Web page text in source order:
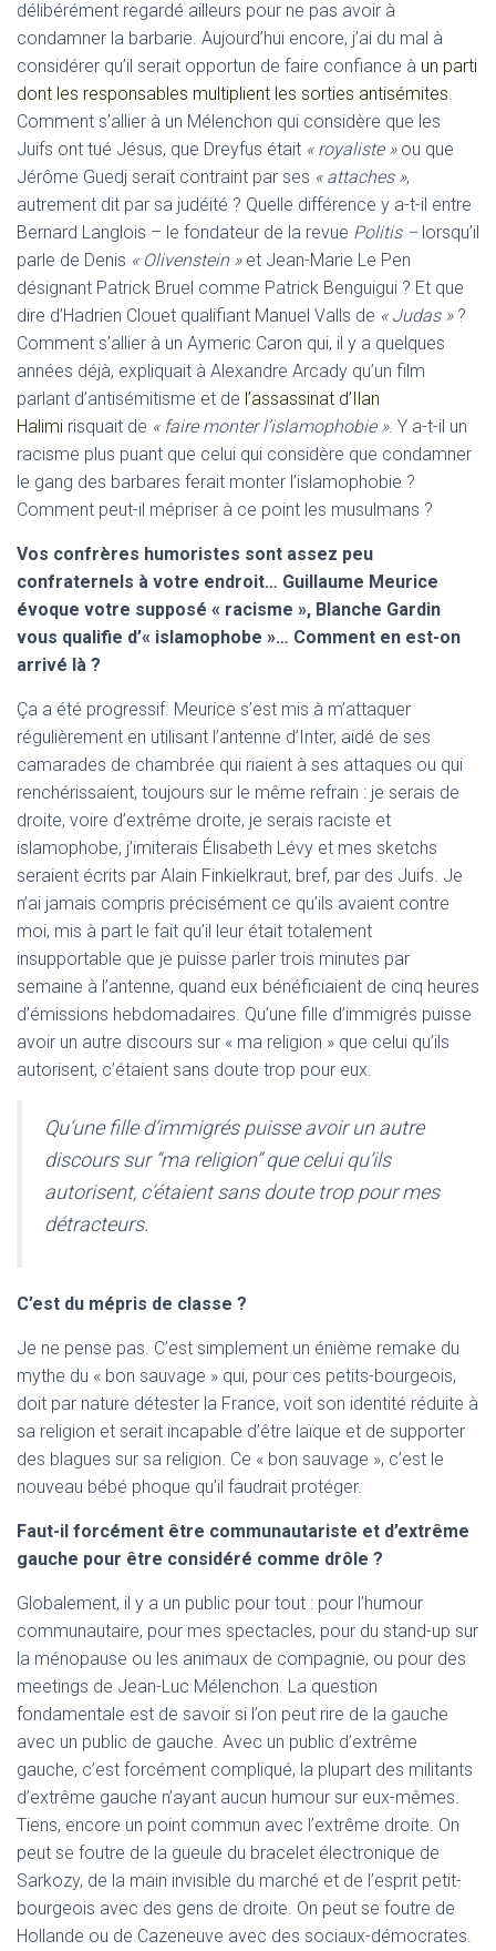
délibérément regardé ailleurs pour ne pas avoir à
condamner la barbarie. Aujourd’hui encore, j’ai du mal à
considérer qu’il serait opportun de faire confiance à un parti
dont les responsables multiplient les sorties antisémites.
Comment s’allier à un Mélenchon qui considère que les
Juifs ont tué Jésus, que Dreyfus était « royaliste »ou que
Jérôme Guedj serait contraint par ses « attaches »,
autrement dit par sa judéité ? Quelle différence y a-t-il entre
Bernard Langlois – le fondateur de la revue Politis –lorsqu’il
parle de Denis « Olivenstein »et Jean-Marie Le Pen
désignant Patrick Bruel comme Patrick Benguigui ? Et que
dire d’Hadrien Clouet qualifiant Manuel Valls de « Judas »?
Comment s’allier à un Aymeric Caron qui, il y a quelques
années déjà, expliquait à Alexandre Arcady qu’un film
parlant d’antisémitisme et de l’assassinat d’Ilan
Halimi risquait de « faire monter l’islamophobie ». Y a-t-il un
racisme plus puant que celui qui considère que condamner
le gang des barbares ferait monter l’islamophobie ?
Comment peut-il mépriser à ce point les musulmans ?
Vos confrères humoristes sont assez peu
confraternels à votre endroit… Guillaume Meurice
évoque votre supposé « racisme », Blanche Gardin
vous qualifie d’« islamophobe »… Comment en est-on
arrivé là ?
Ça a été progressif. Meurice s’est mis à m’attaquer
régulièrement en utilisant l’antenne d’Inter, aidé de ses
camarades de chambrée qui riaient à ses attaques ou qui
renchérissaient, toujours sur le même refrain : je serais de
droite, voire d’extrême droite, je serais raciste et
islamophobe, j’imiterais Élisabeth Lévy et mes sketchs
seraient écrits par Alain Finkielkraut, bref, par des Juifs. Je
n’ai jamais compris précisément ce qu’ils avaient contre
moi, mis à part le fait qu’il leur était totalement
insupportable que je puisse parler trois minutes par
semaine à l’antenne, quand eux bénéficiaient de cinq heures
d’émissions hebdomadaires. Qu’une fille d’immigrés puisse
avoir un autre discours sur « ma religion » que celui qu’ils
autorisent, c’étaient sans doute trop pour eux.
Qu’une fille d’immigrés puisse avoir un autre
discours sur “ma religion” que celui qu’ils
autorisent, c’étaient sans doute trop pour mes
détracteurs.
C’est du mépris de classe ?
Je ne pense pas. C’est simplement un énième remake du
mythe du « bon sauvage » qui, pour ces petits-bourgeois,
doit par nature détester la France, voit son identité réduite à
sa religion et serait incapable d’être laïque et de supporter
des blagues sur sa religion. Ce « bon sauvage », c’est le
nouveau bébé phoque qu’il faudrait protéger.
Faut-il forcément être communautariste et d’extrême
gauche pour être considéré comme drôle ?
Globalement, il y a un public pour tout : pour l’humour
communautaire, pour mes spectacles, pour du stand-up sur
la ménopause ou les animaux de compagnie, ou pour des
meetings de Jean-Luc Mélenchon. La question
fondamentale est de savoir si l’on peut rire de la gauche
avec un public de gauche. Avec un public d’extrême
gauche, c’est forcément compliqué, la plupart des militants
d’extrême gauche n’ayant aucun humour sur eux-mêmes.
Tiens, encore un point commun avec l’extrême droite. On
peut se foutre de la gueule du bracelet électronique de
Sarkozy, de la main invisible du marché et de l’esprit petit-
bourgeois avec des gens de droite. On peut se foutre de
Hollande ou de Cazeneuve avec des sociaux-démocrates.